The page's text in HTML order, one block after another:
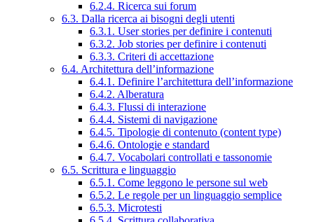
6.2.4. Ricerca sui forum
6.3. Dalla ricerca ai bisogni degli utenti
6.3.1. User stories per definire i contenuti
6.3.2. Job stories per definire i contenuti
6.3.3. Criteri di accettazione
6.4. Architettura dell’informazione
6.4.1. Definire l’architettura dell’informazione
6.4.2. Alberatura
6.4.3. Flussi di interazione
6.4.4. Sistemi di navigazione
6.4.5. Tipologie di contenuto (content type)
6.4.6. Ontologie e standard
6.4.7. Vocabolari controllati e tassonomie
6.5. Scrittura e linguaggio
6.5.1. Come leggono le persone sul web
6.5.2. Le regole per un linguaggio semplice
6.5.3. Microtesti